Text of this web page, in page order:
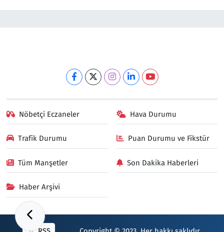
Nöbetçi Eczaneler Hava Durumu
Trafik Durumu Puan Durumu ve Fikstür
Tüm Manşetler Son Dakika Haberleri
Haber Arşivi